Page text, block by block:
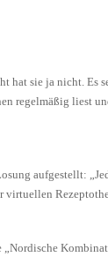
sie ja nicht. Es
regelmäßig liest
aufgestellt: